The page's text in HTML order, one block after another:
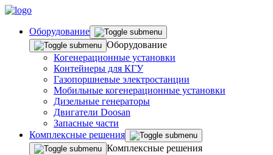
Оборудование
Оборудование
Когенерационные установки
Контейнеры для КГУ
Газопоршневые электростанции
Мобильные когенерационные установки
Дизельные генераторы
Двигатели Doosan
Запасные части
Комплексные решения
Комплексные решения